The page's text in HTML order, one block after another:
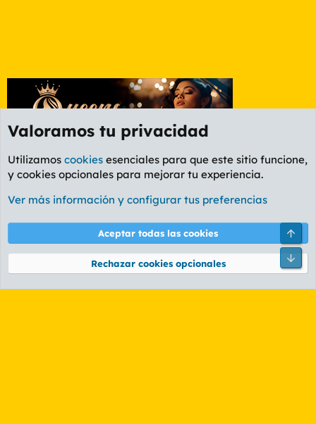
Etiquetas
Cookies
PL OLDSTYLE AMARILLO
Términos y reglas Política de privacidad Ayuda
Community platform by XenForo® © 2010-2026 XenForo Ltd.
Valoramos tu privacidad
Utilizamos cookies esenciales para que este sitio funcione,
y cookies opcionales para mejorar tu experiencia.
Ver más información y configurar tus preferencias
Aceptar todas las cookies
Rechazar cookies opcionales
Pie